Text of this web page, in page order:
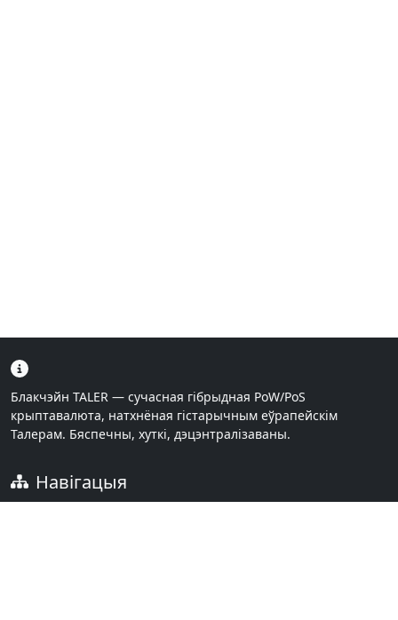
Блакчэйн TALER — сучасная гібрыдная PoW/PoS
крыптавалюта, натхнёная гістарычным еўрапейскім
Талерам. Бяспечны, хуткі, дэцэнтралізаваны.
Навігацыя